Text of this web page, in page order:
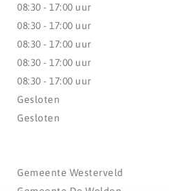
08:30 - 17:00 uur
08:30 - 17:00 uur
08:30 - 17:00 uur
08:30 - 17:00 uur
08:30 - 17:00 uur
Gesloten
Gesloten
Gemeente Westerveld